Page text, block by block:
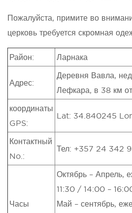
Пожалуйста, примите во
церковь требуется скромная
Район: Ларнака
Адрес:
Деревня Вавла,
Лефкара, в 38 км
координаты
GPS:
Lat: 34.840245
Контактный
No.:
Тел: +357 24 342
Часы
Октябрь – Апрель,
11:30 / 14:00 –
Май – сентябрь,